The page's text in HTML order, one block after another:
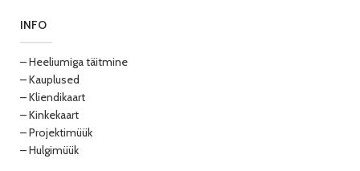
INFO
– Heeliumiga täitmine
– Kauplused
– Kliendikaart
– Kinkekaart
– Projektimüük
– Hulgimüük